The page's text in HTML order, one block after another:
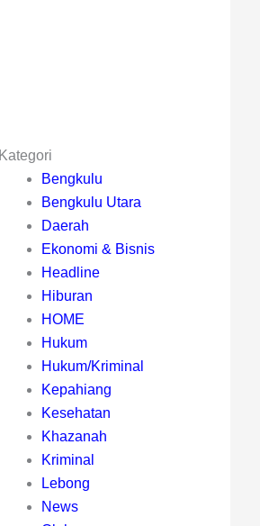
Kategori
Bengkulu
Bengkulu Utara
Daerah
Ekonomi & Bisnis
Headline
Hiburan
HOME
Hukum
Hukum/Kriminal
Kepahiang
Kesehatan
Khazanah
Kriminal
Lebong
News